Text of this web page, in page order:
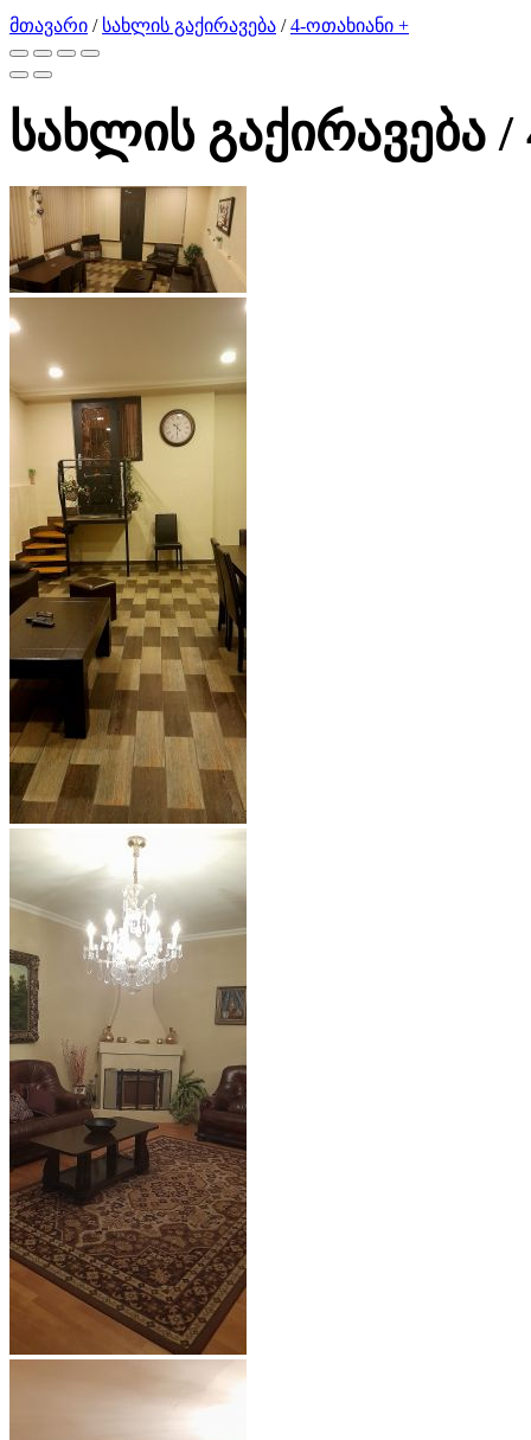
მთავარი / სახლის გაქირავება /4-ოთახიანი +
სახლის გაქირავება /